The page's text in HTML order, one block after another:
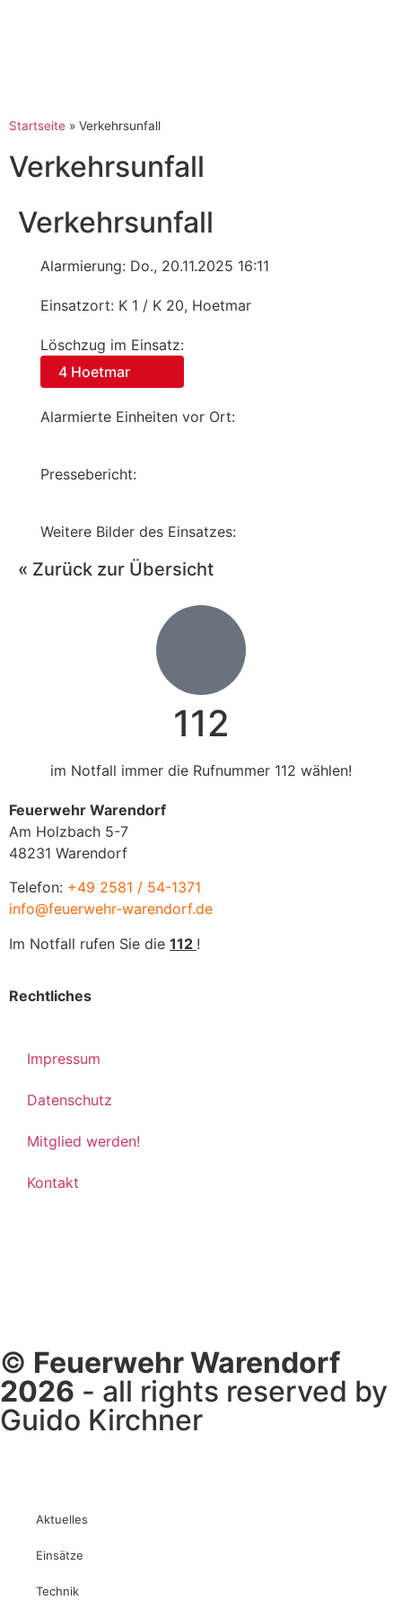
Startseite » Verkehrsunfall
Verkehrsunfall
Verkehrsunfall
Alarmierung: Do., 20.11.2025 16:11
Einsatzort: K 1 / K 20, Hoetmar
Löschzug im Einsatz:
4 Hoetmar
Alarmierte Einheiten vor Ort:
Pressebericht:
Weitere Bilder des Einsatzes:
« Zurück zur Übersicht
112
im Notfall immer die Rufnummer 112 wählen!
Feuerwehr Warendorf
Am Holzbach 5-7
48231 Warendorf
Telefon: +49 2581 / 54-1371
info@feuerwehr-warendorf.de
Im Notfall rufen Sie die 112 !
Rechtliches
Impressum
Datenschutz
Mitglied werden!
Kontakt
© Feuerwehr Warendorf
2026 - all rights reserved by
Guido Kirchner
Aktuelles
Einsätze
Technik